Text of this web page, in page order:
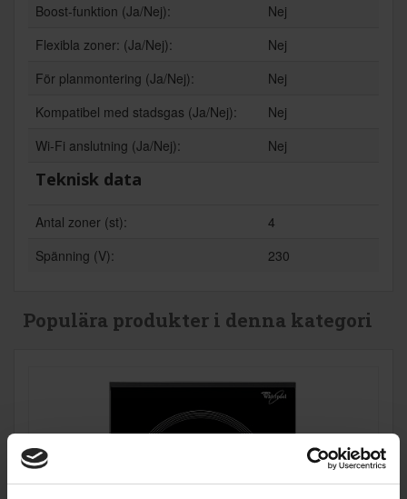
Boost-funktion (Ja/Nej):
Nej
Flexibla zoner: (Ja/Nej):
Nej
För planmontering (Ja/Nej):
Nej
Kompatibel med stadsgas (Ja/Nej):
Nej
Wi-Fi anslutning (Ja/Nej):
Nej
Teknisk data
Antal zoner (st):
4
Spänning (V):
230
Populära produkter i denna kategori